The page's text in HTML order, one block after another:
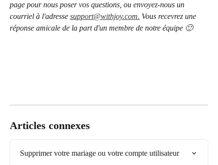
page pour nous poser vos questions, ou envoyez-nous un
courriel à l'adresse support@withjoy.com. Vous recevrez une
réponse amicale de la part d'un membre de notre équipe 🙂
Articles connexes
Supprimer votre mariage ou votre compte utilisateur